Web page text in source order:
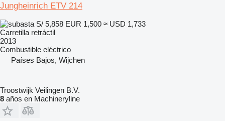
Jungheinrich ETV 214
S/ 5,858 EUR 1,500 ≈ USD 1,733
Carretilla retráctil
2013
Combustible eléctrico
Países Bajos, Wijchen
Troostwijk Veilingen B.V.
8 años en Machineryline